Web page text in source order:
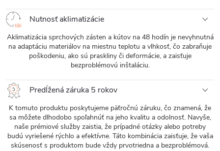
Nutnosť aklimatizácie
Aklimatizácia sprchových zásten a kútov na 48 hodín je nevyhnutná
na adaptáciu materiálov na miestnu teplotu a vlhkosť, čo zabraňuje
poškodeniu, ako sú praskliny či deformácie, a zaisťuje
bezproblémovú inštaláciu.
Predĺžená záruka 5 rokov
K tomuto produktu poskytujeme päťročnú záruku, čo znamená, že
sa môžete dlhodobo spoľahnúť na jeho kvalitu a odolnosť. Navyše,
naše prémiové služby zaistia, že prípadné otázky alebo potreby
budú vyriešené rýchlo a efektívne. Táto kombinácia zaisťuje, že vaša
skúsenosť s produktom bude vždy prvotriedna a bezproblémová.